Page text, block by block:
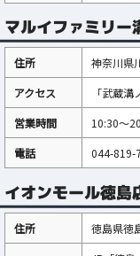
マルイファミリー
住所
神奈川県
アクセス
「武蔵
営業時間
10:30～
電話
044-819-
イオンモール徳島
住所 徳島県徳